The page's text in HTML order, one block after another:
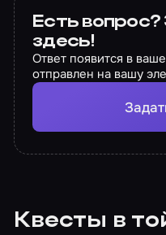
Есть
здесь!
Ответ появится в
отправлен на вашу
Квесты в